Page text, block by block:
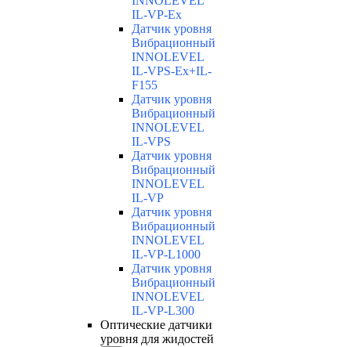
IL-VP-Ex
Датчик уровня
Вибрационный
INNOLEVEL
IL-VPS-Ex+IL-
F155
Датчик уровня
Вибрационный
INNOLEVEL
IL-VPS
Датчик уровня
Вибрационный
INNOLEVEL
IL-VP
Датчик уровня
Вибрационный
INNOLEVEL
IL-VP-L1000
Датчик уровня
Вибрационный
INNOLEVEL
IL-VP-L300
Оптические датчики
уровня для жидостей